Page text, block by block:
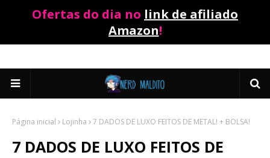
Ofertas do dia no link de afiliado
Amazon!
Página inicial Lojinha 7 DADOS DE LUXO FEITOS DE METAL! + BOLSA!
7 DADOS DE LUXO FEITOS DE